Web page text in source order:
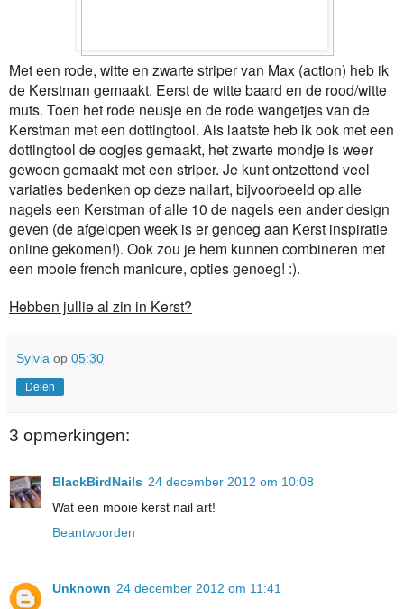
Met een rode, witte en zwarte striper van Max (action) heb ik
de Kerstman gemaakt. Eerst de witte baard en de rood/witte
muts. Toen het rode neusje en de rode wangetjes van de
Kerstman met een dottingtool. Als laatste heb ik ook met een
dottingtool de oogjes gemaakt, het zwarte mondje is weer
gewoon gemaakt met een striper. Je kunt ontzettend veel
variaties bedenken op deze nailart, bijvoorbeeld op alle
nagels een Kerstman of alle 10 de nagels een ander design
geven (de afgelopen week is er genoeg aan Kerst inspiratie
online gekomen!). Ook zou je hem kunnen combineren met
een mooie french manicure, opties genoeg! :).
Hebben jullie al zin in Kerst?
Sylvia op 05:30
Delen
3 opmerkingen:
BlackBirdNails 24 december 2012 om 10:08
Wat een mooie kerst nail art!
Beantwoorden
Unknown 24 december 2012 om 11:41